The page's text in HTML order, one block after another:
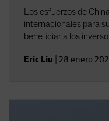
Los esfuerzos de
internacionales para
beneficiar a los
Eric Liu 28 enero